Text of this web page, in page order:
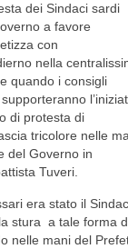
dei Sindaci sardi
a favore
con
nella
quando i consigli
di protesta di
tricolore nelle
del Governo in
Tuveri.
era stato il
stura a tale forma
nelle mani del